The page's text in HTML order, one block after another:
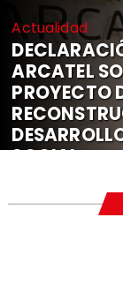
Actualidad
ARCATEL
PROYECTO
SOCIAL